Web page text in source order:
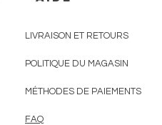
LIVRAISON ET RETOURS
POLITIQUE DU MAGASIN
MÉTHODES DE PAIEMENTS
FAQ